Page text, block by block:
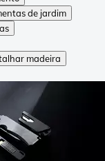
de jardim
madeira